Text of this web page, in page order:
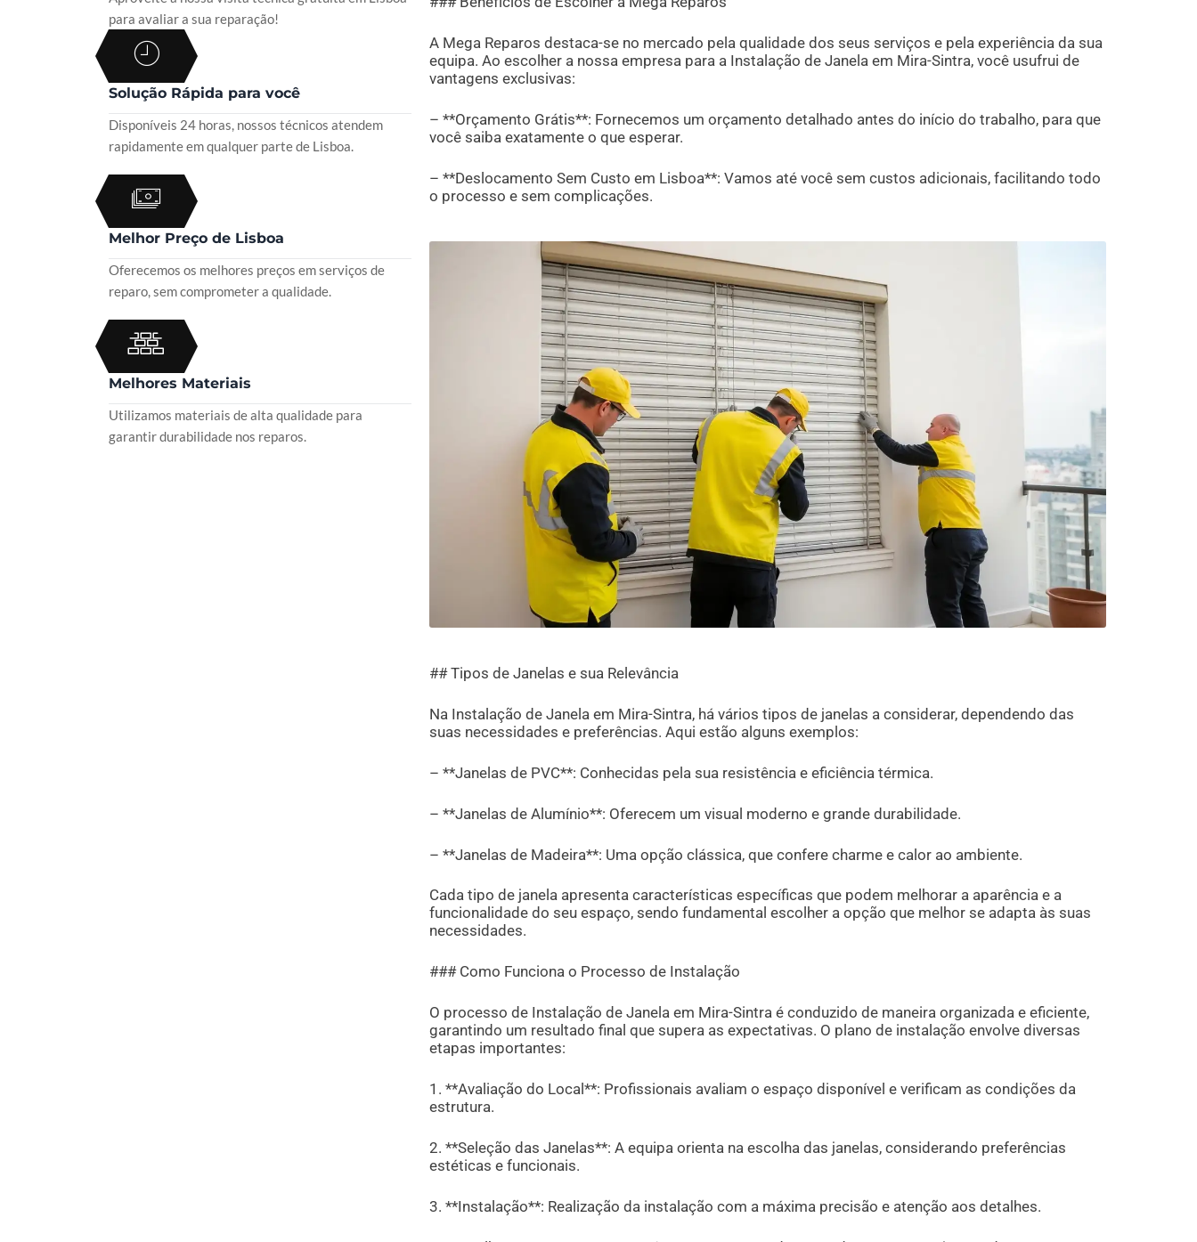
para avaliar a sua reparação!
Solução Rápida para você
Disponíveis 24 horas, nossos técnicos atendem
rapidamente em qualquer parte de Lisboa.
Melhor Preço de Lisboa
Oferecemos os melhores preços em serviços de
reparo, sem comprometer a qualidade.
Melhores Materiais
Utilizamos materiais de alta qualidade para
garantir durabilidade nos reparos.
A Mega Reparos destaca-se no mercado pela qualidade dos seus serviços e pela experiência da sua
equipa. Ao escolher a nossa empresa para a Instalação de Janela em Mira-Sintra, você usufrui de
vantagens exclusivas:
– **Orçamento Grátis**: Fornecemos um orçamento detalhado antes do início do trabalho, para que
você saiba exatamente o que esperar.
– **Deslocamento Sem Custo em Lisboa**: Vamos até você sem custos adicionais, facilitando todo
o processo e sem complicações.
## Tipos de Janelas e sua Relevância
Na Instalação de Janela em Mira-Sintra, há vários tipos de janelas a considerar, dependendo das
suas necessidades e preferências. Aqui estão alguns exemplos:
– **Janelas de PVC**: Conhecidas pela sua resistência e eficiência térmica.
– **Janelas de Alumínio**: Oferecem um visual moderno e grande durabilidade.
– **Janelas de Madeira**: Uma opção clássica, que confere charme e calor ao ambiente.
Cada tipo de janela apresenta características específicas que podem melhorar a aparência e a
funcionalidade do seu espaço, sendo fundamental escolher a opção que melhor se adapta às suas
necessidades.
### Como Funciona o Processo de Instalação
O processo de Instalação de Janela em Mira-Sintra é conduzido de maneira organizada e eficiente,
garantindo um resultado final que supera as expectativas. O plano de instalação envolve diversas
etapas importantes:
1. **Avaliação do Local**: Profissionais avaliam o espaço disponível e verificam as condições da
estrutura.
2. **Seleção das Janelas**: A equipa orienta na escolha das janelas, considerando preferências
estéticas e funcionais.
3. **Instalação**: Realização da instalação com a máxima precisão e atenção aos detalhes.